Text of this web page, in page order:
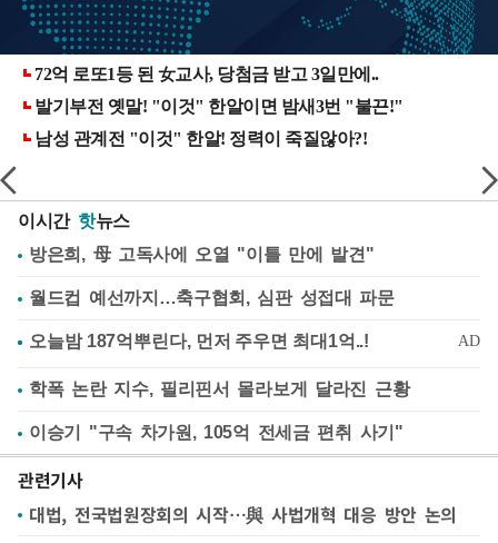
이시간 핫뉴스
방은희, 母 고독사에 오열 "이틀 만에 발견"
월드컵 예선까지…축구협회, 심판 성접대 파문
학폭 논란 지수, 필리핀서 몰라보게 달라진 근황
이승기 "구속 차가원, 105억 전세금 편취 사기"
관련기사
대법, 전국법원장회의 시작…與 사법개혁 대응 방안 논의